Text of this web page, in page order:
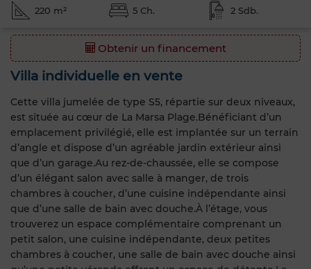
220 m² 5 Ch. 2 Sdb.
Obtenir un financement
Villa individuelle en vente
Cette villa jumelée de type S5, répartie sur deux niveaux,
est située au cœur de La Marsa Plage.Bénéficiant d’un
emplacement privilégié, elle est implantée sur un terrain
d’angle et dispose d’un agréable jardin extérieur ainsi
que d’un garage.Au rez-de-chaussée, elle se compose
d’un élégant salon avec salle à manger, de trois
chambres à coucher, d’une cuisine indépendante ainsi
que d’une salle de bain avec douche.À l’étage, vous
trouverez un espace complémentaire comprenant un
petit salon, une cuisine indépendante, deux petites
chambres à coucher, une salle de bain avec douche ainsi